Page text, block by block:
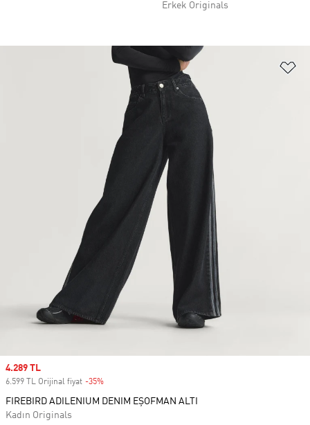
Erkek Originals
Sale price
4.289 TL
6.599 TL Orijinal fiyat -35%
FIREBIRD ADILENIUM DENIM EŞOFMAN ALTI
Kadın Originals